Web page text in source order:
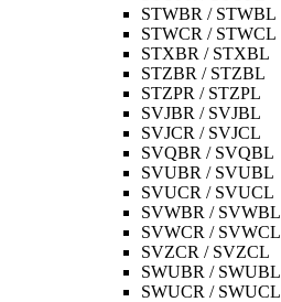
STWBR / STWBL
STWCR / STWCL
STXBR / STXBL
STZBR / STZBL
STZPR / STZPL
SVJBR / SVJBL
SVJCR / SVJCL
SVQBR / SVQBL
SVUBR / SVUBL
SVUCR / SVUCL
SVWBR / SVWBL
SVWCR / SVWCL
SVZCR / SVZCL
SWUBR / SWUBL
SWUCR / SWUCL